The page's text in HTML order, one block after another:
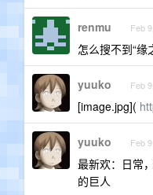
renmu Feb
怎么搜不到“缘
yuuko Feb
[image.jpg](
yuuko Feb
最新欢：日常
的巨人